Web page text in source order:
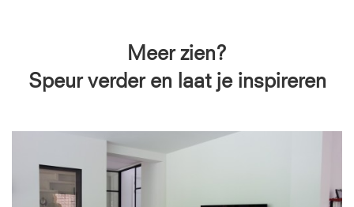
Meer zien?
Speur verder en laat je inspireren